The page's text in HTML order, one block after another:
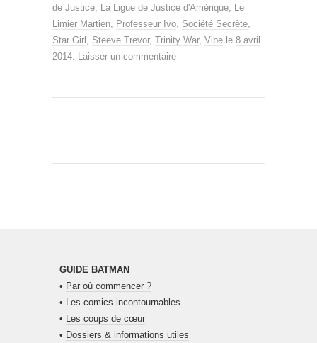
de Justice, La Ligue de Justice d'Amérique, Le
Limier Martien, Professeur Ivo, Société Secrète,
Star Girl , Steeve Trevor, Trinity War, Vibe le 8 avril
2014. Laisser un commentaire
GUIDE BATMAN
• Par où commencer ?
• Les comics incontournables
• Les coups de cœur
• Dossiers & informations utiles